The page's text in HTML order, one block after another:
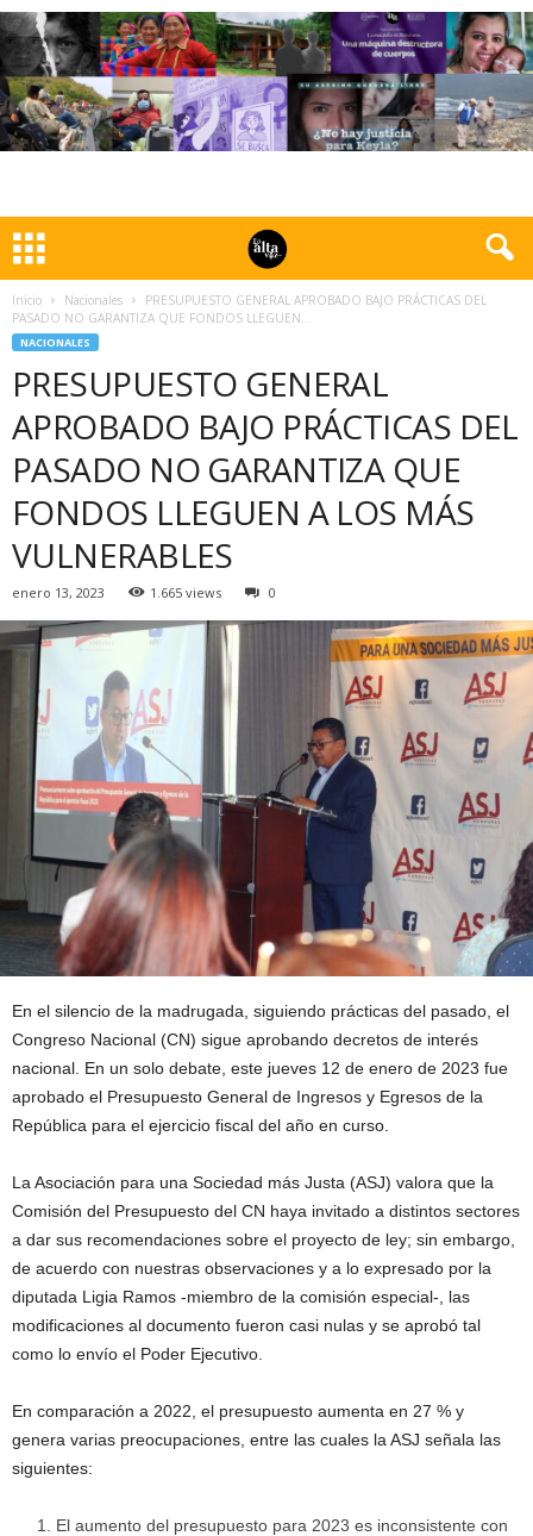
Inicio Nacionales
PRESUPUESTO GENERAL APROBADO BAJO PRÁCTICAS DEL
PASADO NO GARANTIZA QUE FONDOS LLEGUEN...
NACIONALES
PRESUPUESTO GENERAL
APROBADO BAJO PRÁCTICAS DEL
PASADO NO GARANTIZA QUE
FONDOS LLEGUEN A LOS MÁS
VULNERABLES
enero 13, 2023 1.665 views 0
En el silencio de la madrugada, siguiendo prácticas del pasado, el
Congreso Nacional (CN) sigue aprobando decretos de interés
nacional. En un solo debate, este jueves 12 de enero de 2023 fue
aprobado el Presupuesto General de Ingresos y Egresos de la
República para el ejercicio fiscal del año en curso.
La Asociación para una Sociedad más Justa (ASJ) valora que la
Comisión del Presupuesto del CN haya invitado a distintos sectores
a dar sus recomendaciones sobre el proyecto de ley; sin embargo,
de acuerdo con nuestras observaciones y a lo expresado por la
diputada Ligia Ramos -miembro de la comisión especial-, las
modificaciones al documento fueron casi nulas y se aprobó tal
como lo envío el Poder Ejecutivo.
En comparación a 2022, el presupuesto aumenta en 27 % y
genera varias preocupaciones, entre las cuales la ASJ señala las
siguientes:
El aumento del presupuesto para 2023 es inconsistente con